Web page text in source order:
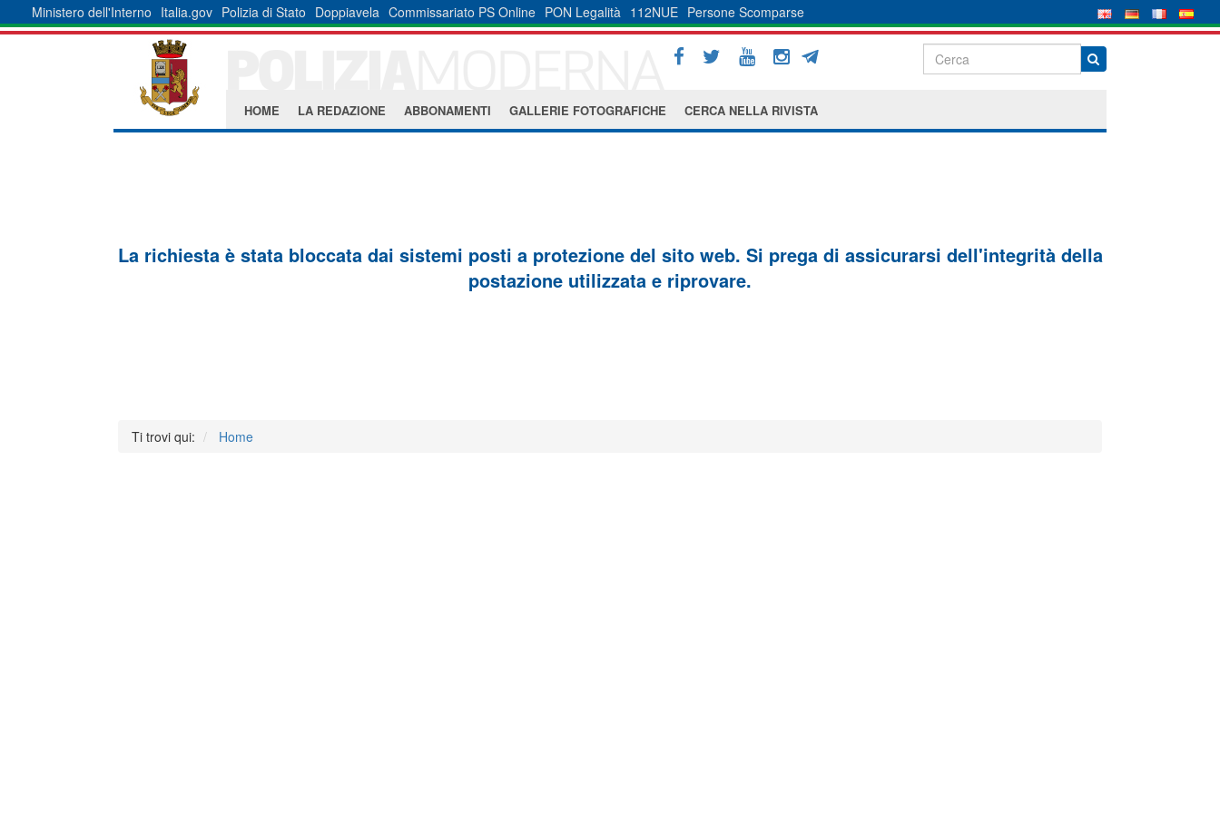
Ministero dell'Interno Italia.gov Polizia di Stato Doppiavela Commissariato PS Online PON Legalità 112NUE Persone Scomparse
HOME LA REDAZIONE ABBONAMENTI GALLERIE FOTOGRAFICHE CERCA NELLA RIVISTA
La richiesta è stata bloccata dai sistemi posti a protezione del sito web. Si prega di assicurarsi dell'integrità della
postazione utilizzata e riprovare.
Ti trovi qui: Home